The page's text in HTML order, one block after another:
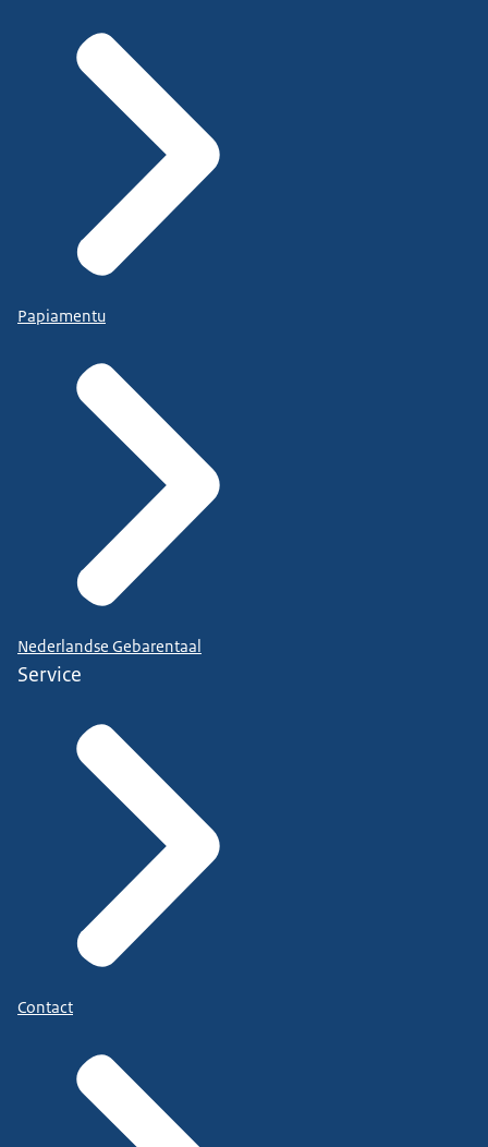
Papiamentu
Nederlandse Gebarentaal
Service
Contact